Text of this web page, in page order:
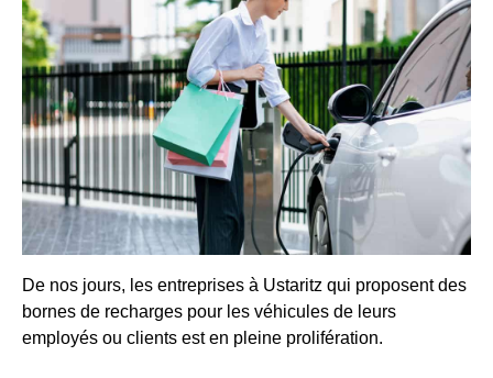
De nos jours, les entreprises à Ustaritz qui proposent des
bornes de recharges pour les véhicules de leurs
employés ou clients est en pleine prolifération.